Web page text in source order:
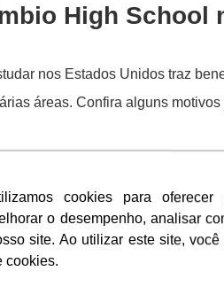
cookies para oferecer
o desempenho, analisar
site. Ao utilizar este site,
cookies.
cookies para oferecer
o desempenho, analisar
site. Ao utilizar este site,
cookies.
High School
nos Estados Unidos traz
áreas. Confira alguns motivos
Com a imersão total, a
pais e assumir novas
e a autoconfiança.
americana de perto amplia o